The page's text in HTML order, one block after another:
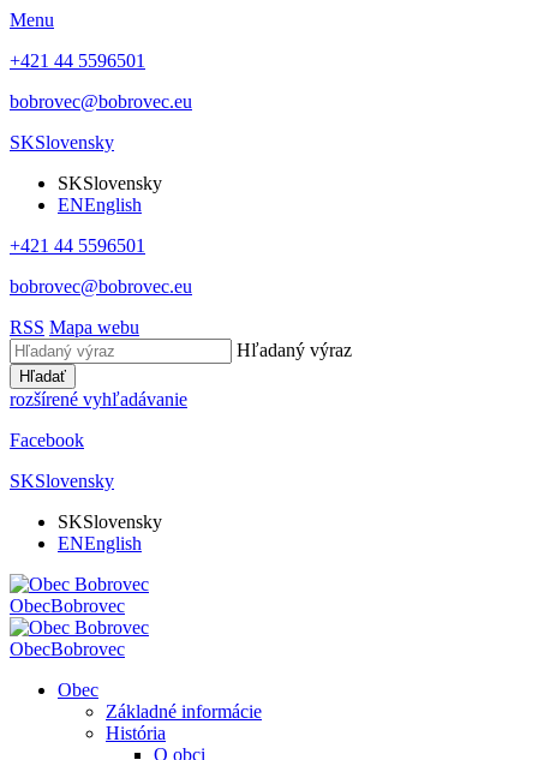
Menu
+421 44 5596501
bobrovec@bobrovec.eu
SKSlovensky
SKSlovensky
ENEnglish
+421 44 5596501
bobrovec@bobrovec.eu
RSS Mapa webu
Hľadaný výraz
Hľadať
rozšírené vyhľadávanie
Facebook
SKSlovensky
SKSlovensky
ENEnglish
ObecBobrovec
ObecBobrovec
Obec
Základné informácie
História
O obci